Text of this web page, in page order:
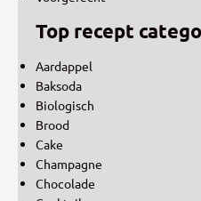
Top recept
Aardappel
Baksoda
Biologisch
Brood
Cake
Champagne
Chocolade